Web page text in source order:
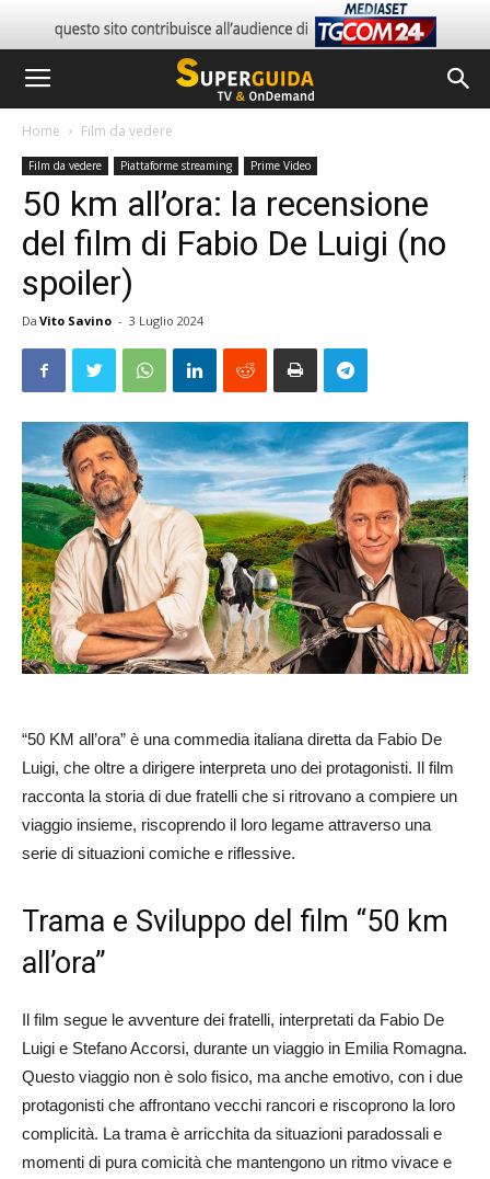
Home Film da vedere
Film da vedere Piattaforme streaming Prime Video
50 km all’ora: la recensione
del film di Fabio De Luigi (no
spoiler)
Da Vito Savino - 3 Luglio 2024
“50 KM all’ora” è una commedia italiana diretta da Fabio De
Luigi, che oltre a dirigere interpreta uno dei protagonisti. Il film
racconta la storia di due fratelli che si ritrovano a compiere un
viaggio insieme, riscoprendo il loro legame attraverso una
serie di situazioni comiche e riflessive.
Trama e Sviluppo del film “50 km
all’ora”
Il film segue le avventure dei fratelli, interpretati da Fabio De
Luigi e Stefano Accorsi, durante un viaggio in Emilia Romagna.
Questo viaggio non è solo fisico, ma anche emotivo, con i due
protagonisti che affrontano vecchi rancori e riscoprono la loro
complicità. La trama è arricchita da situazioni paradossali e
momenti di pura comicità che mantengono un ritmo vivace e